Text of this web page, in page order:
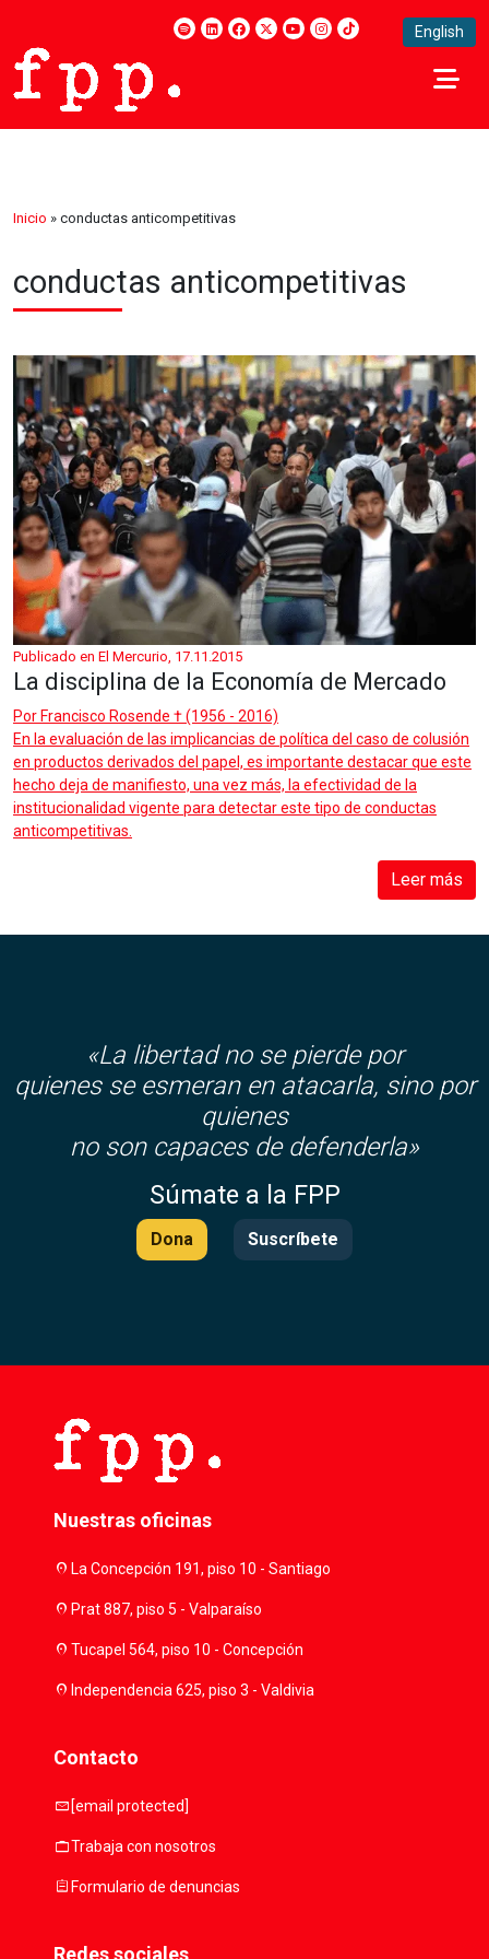
English
Inicio » conductas anticompetitivas
conductas anticompetitivas
Publicado en El Mercurio, 17.11.2015
La disciplina de la Economía de Mercado
Por Francisco Rosende † (1956 - 2016)
En la evaluación de las implicancias de política del caso de colusión
en productos derivados del papel, es importante destacar que este
hecho deja de manifiesto, una vez más, la efectividad de la
institucionalidad vigente para detectar este tipo de conductas
anticompetitivas.
Leer más
«La libertad no se pierde por
quienes se esmeran en atacarla, sino por
quienes
no son capaces de defenderla»
Súmate a la FPP
Dona Suscríbete
Nuestras oficinas
location_onLa Concepción 191, piso 10 - Santiago
location_onPrat 887, piso 5 - Valparaíso
location_onTucapel 564, piso 10 - Concepción
location_onIndependencia 625, piso 3 - Valdivia
Contacto
mail [email protected]
workTrabaja con nosotros
assignmentFormulario de denuncias
Redes sociales